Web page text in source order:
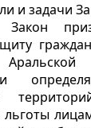
и задачи
Закон
льготы